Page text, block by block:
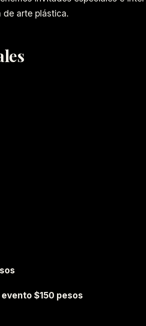
de arte plástica.
$150 pesos